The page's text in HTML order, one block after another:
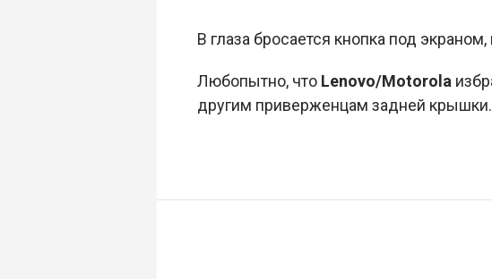
В глаза бросается кнопка под
Любопытно, что Lenovo/Motorola
другим приверженцам задней крышки.